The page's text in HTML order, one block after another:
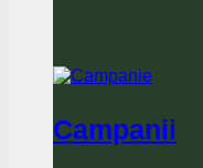
Campanii